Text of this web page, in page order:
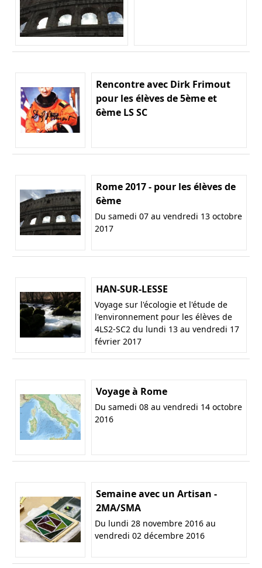
Rencontre avec Dirk Frimout
pour les élèves de 5ème et
6ème LS SC
Rome 2017 - pour les élèves de
6ème
Du samedi 07 au vendredi 13 octobre
2017
HAN-SUR-LESSE
Voyage sur l'écologie et l'étude de
l'environnement pour les élèves de
4LS2-SC2 du lundi 13 au vendredi 17
février 2017
Voyage à Rome
Du samedi 08 au vendredi 14 octobre
2016
Semaine avec un Artisan -
2MA/SMA
Du lundi 28 novembre 2016 au
vendredi 02 décembre 2016